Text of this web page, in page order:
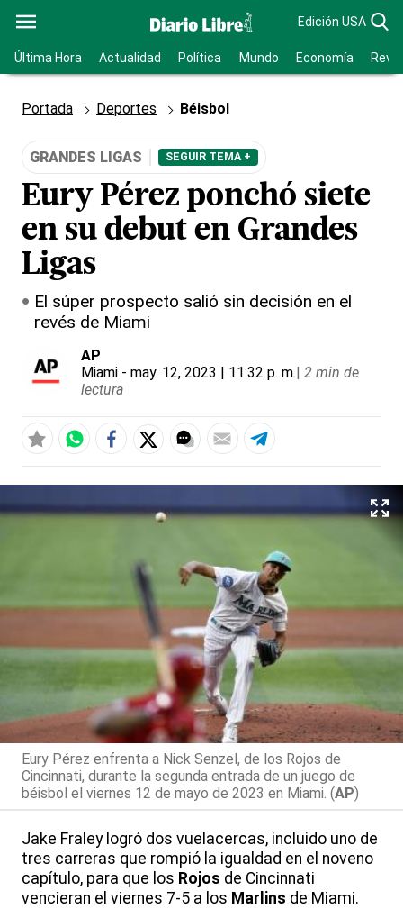
Edición USA
Última Hora Actualidad Política Mundo Economía
Portada Deportes Béisbol
GRANDES LIGAS SEGUIR TEMA +
Eury Pérez ponchó siete
en su debut en Grandes
Ligas
El súper prospecto salió sin decisión en el
revés de Miami
AP
Miami - may. 12, 2023 | 11:32 p. m.| 2 min de
lectura
Eury Pérez enfrenta a Nick Senzel, de los Rojos de
Cincinnati, durante la segunda entrada de un juego de
béisbol el viernes 12 de mayo de 2023 en Miami. (AP)
Jake Fraley logró dos vuelacercas, incluido uno de
tres carreras que rompió la igualdad en el noveno
capítulo, para que los Rojos de Cincinnati
vencieran el viernes 7-5 a los Marlins de Miami.